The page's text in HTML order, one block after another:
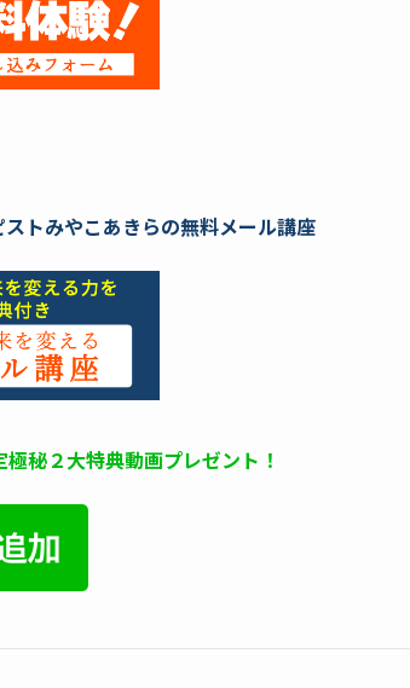
トみやこあきらの無料メール講座
秘２大特典動画プレゼント！